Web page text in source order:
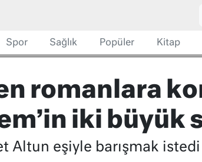
Spor Sağlık Popüler Kitap
romanlara
iki büyük
Altun eşiyle barışmak